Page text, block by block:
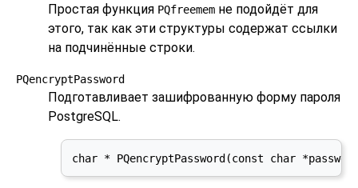
Простая функция PQfreemem не подойдёт для
этого, так как эти структуры содержат ссылки
на подчинённые строки.
PQencryptPassword
Подготавливает зашифрованную форму пароля
PostgreSQL.
char * PQencryptPassword(const char